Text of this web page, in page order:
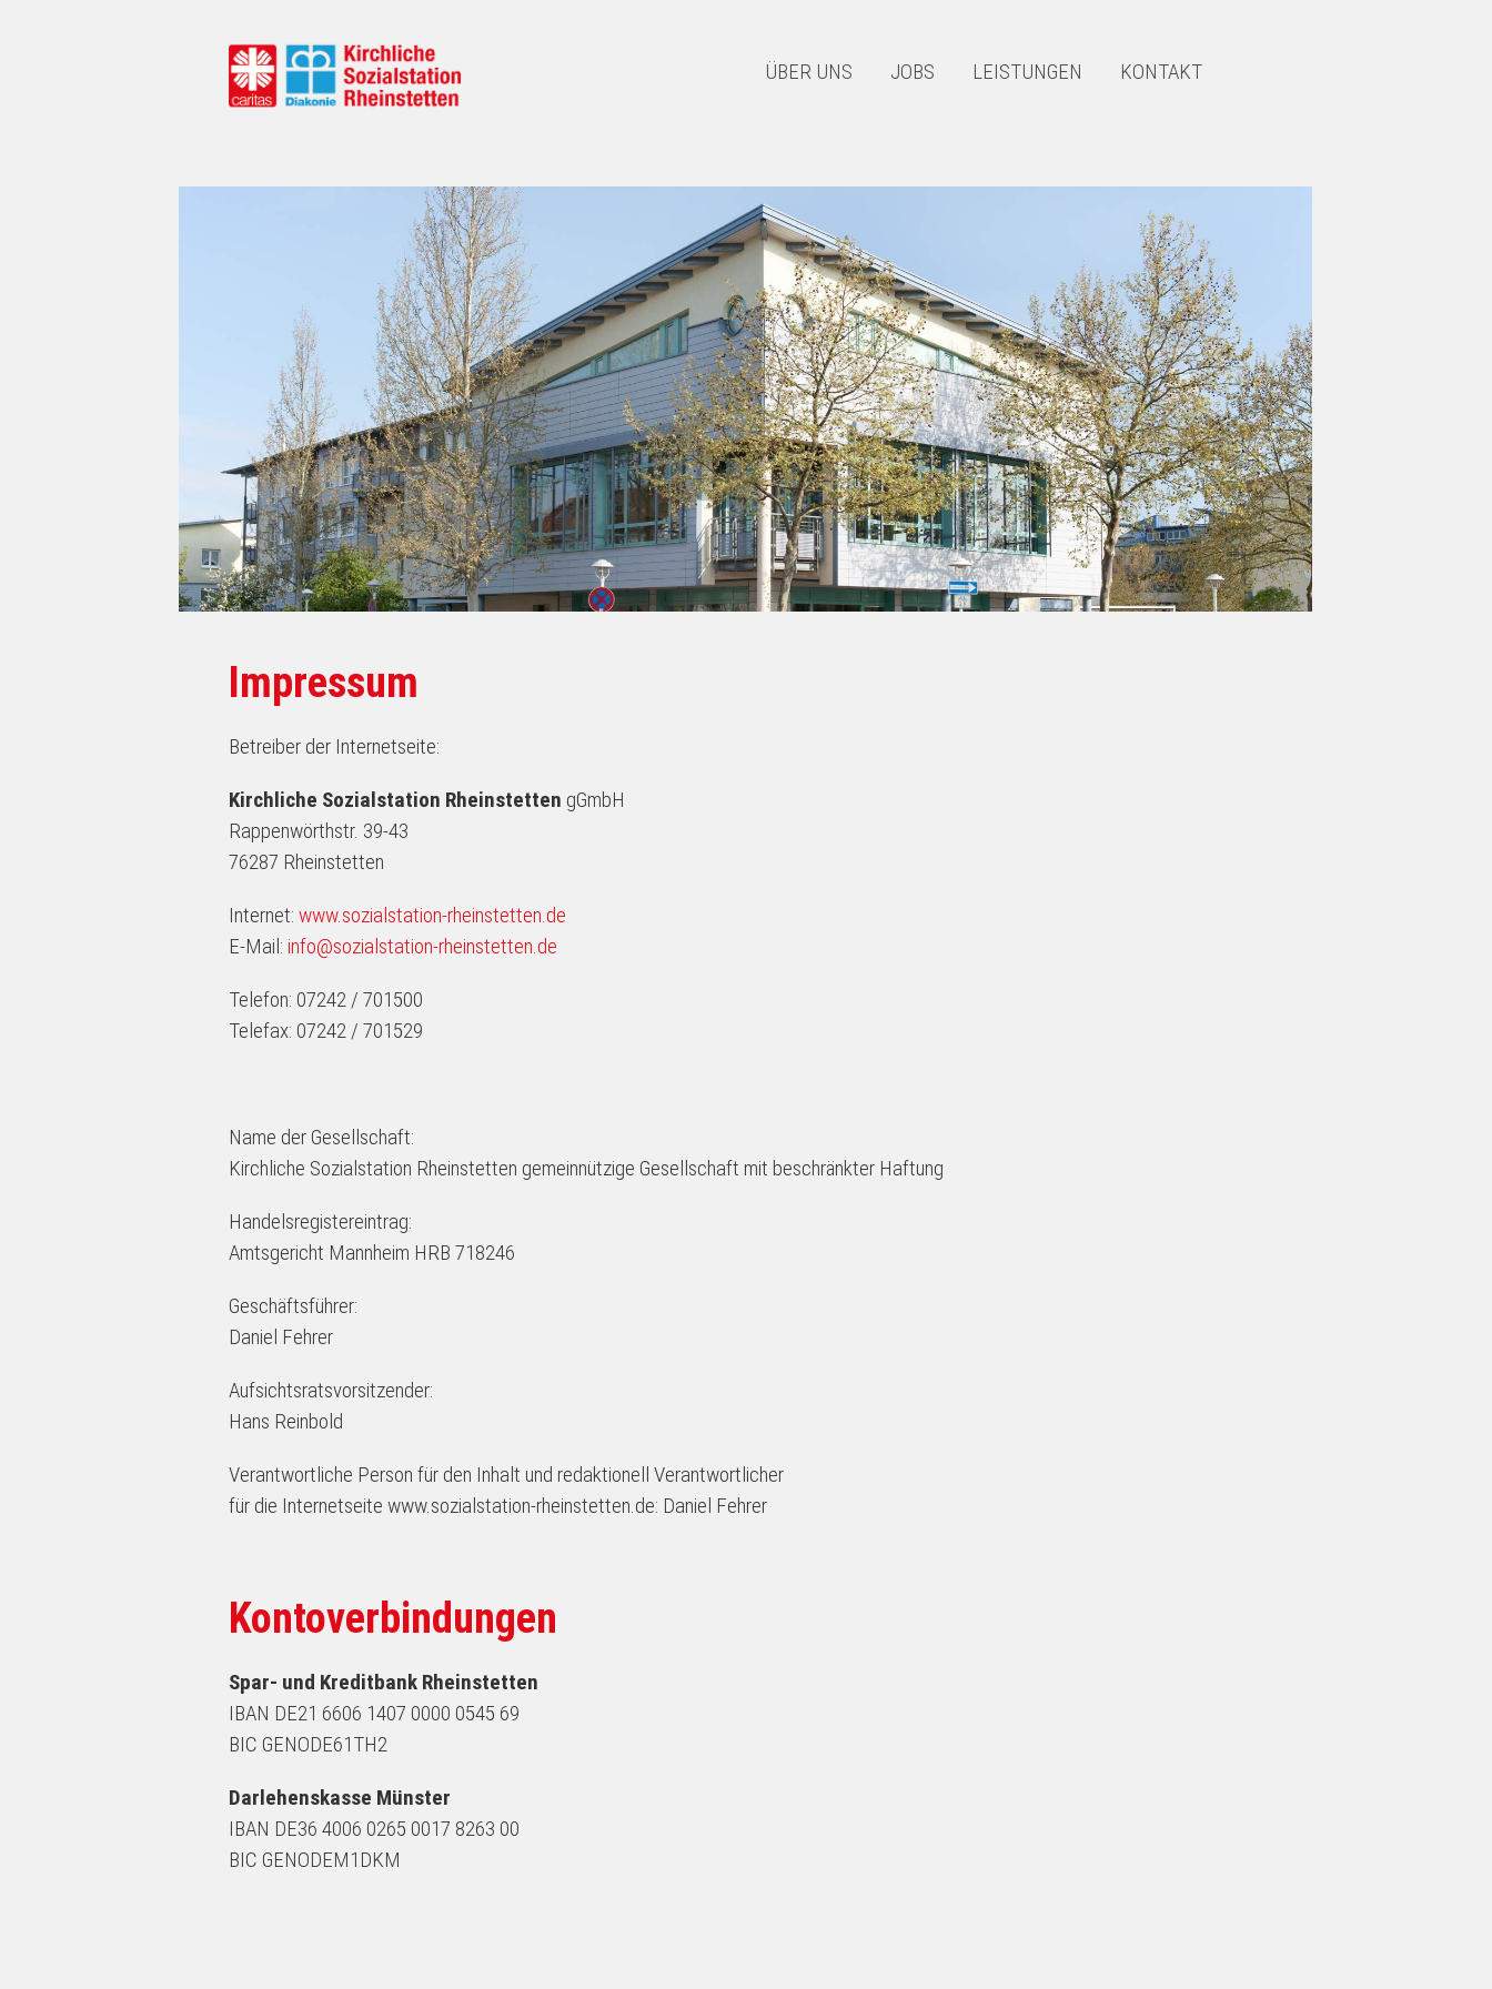
ÜBER UNS JOBS LEISTUNGEN KONTAKT
Impressum
Betreiber der Internetseite:
Kirchliche Sozialstation Rheinstetten gGmbH
Rappenwörthstr. 39-43
76287 Rheinstetten
Internet:www.sozialstation-rheinstetten.de
E-Mail: info@sozialstation-rheinstetten.de
Telefon: 07242 / 701500
Telefax: 07242 / 701529
Name der Gesellschaft:
Kirchliche Sozialstation Rheinstetten gemeinnützige Gesellschaft mit beschränkter Haftung
Handelsregistereintrag:
Amtsgericht Mannheim HRB 718246
Geschäftsführer:
Daniel Fehrer
Aufsichtsratsvorsitzender:
Hans Reinbold
Verantwortliche Person für den Inhalt und redaktionell Verantwortlicher
für die Internetseite www.sozialstation-rheinstetten.de: Daniel Fehrer
Kontoverbindungen
Spar- und Kreditbank Rheinstetten
IBAN DE21 6606 1407 0000 0545 69
BIC GENODE61TH2
Darlehenskasse Münster
IBAN DE36 4006 0265 0017 8263 00
BIC GENODEM1DKM